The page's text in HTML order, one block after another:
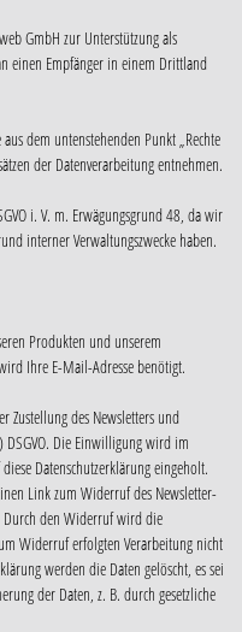
GmbH zur Unterstützung als
einen Empfänger in einem Drittland
dem untenstehenden Punkt „Rechte
der Datenverarbeitung entnehmen.
i. V. m. Erwägungsgrund 48, da wir
interner Verwaltungszwecke haben.
Produkten und unserem
Ihre E-Mail-Adresse benötigt.
Zustellung des Newsletters und
Die Einwilligung wird im
Datenschutzerklärung eingeholt.
Link zum Widerruf des Newsletter-
Durch den Widerruf wird die
Widerruf erfolgten Verarbeitung nicht
werden die Daten gelöscht, es sei
der Daten, z. B. durch gesetzliche